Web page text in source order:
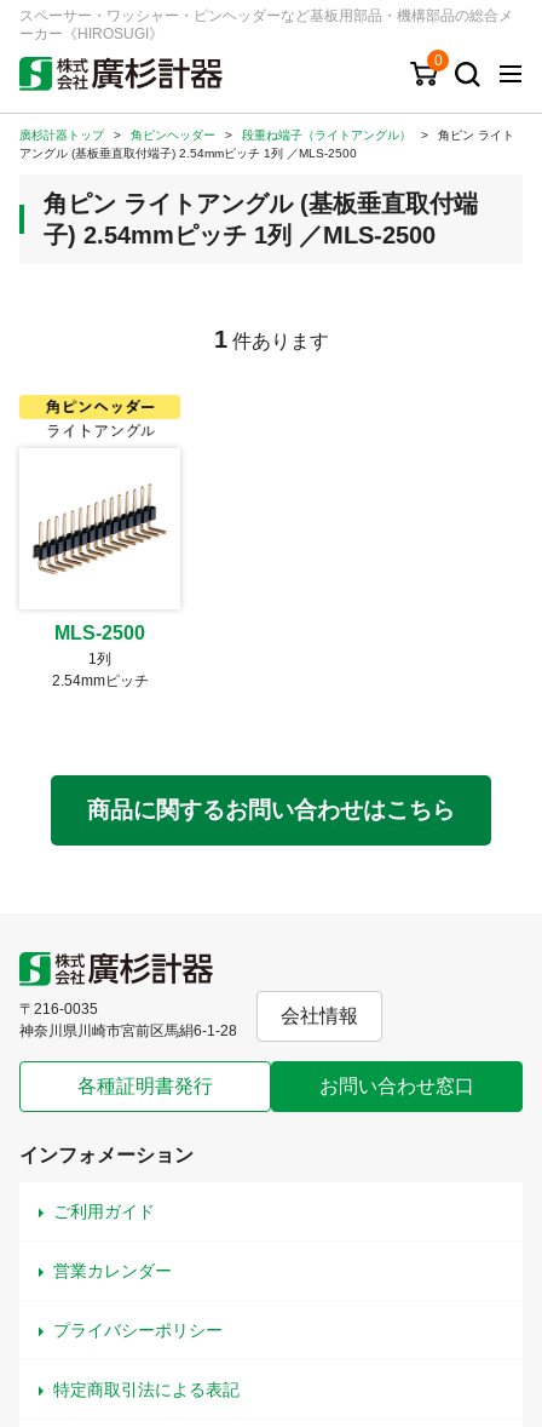
スペーサー・ワッシャー・ピンヘッダーなど基板用部品・機構部品の総合メ
ーカー《HIROSUGI》
0
キーワード 品番/シリーズ
商品カテゴリから探す
ジャンルから探す
注文・見積りについて
ご利用ガイド
お問い合わせ窓口
会社情報
廣杉計器トップ > 角ピンヘッダー > 段重ね端子（ライトアングル） >
角ピン ライト
アングル (基板垂直取付端子) 2.54mmピッチ 1列 ／MLS-2500
角ピン ライトアングル (基板垂直取付端
子) 2.54mmピッチ 1列 ／MLS-2500
1 件あります
MLS-2500
1列
2.54mmピッチ
商品に関するお問い合わせはこちら
〒216-0035
神奈川県川崎市宮前区馬絹6-1-28
会社情報
各種証明書発行 お問い合わせ窓口
インフォメーション
ご利用ガイド
営業カレンダー
プライバシーポリシー
特定商取引法による表記